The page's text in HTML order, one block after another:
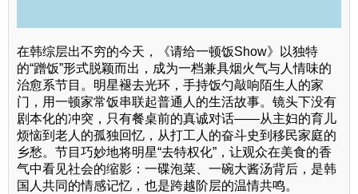
在韩综层出不穷的今天，《请给一顿饭Show》以独特
的“蹭饭”形式脱颖而出，成为一档兼具烟火气与人情味的
治愈系节目。明星褪去光环，手持饭勺敲响陌生人的家
门，用一顿家常饭串联起普通人的生活故事。镜头下没有
剧本化的冲突，只有餐桌前的真诚对话——从主妇的育儿
烦恼到老人的孤独回忆，从打工人的奋斗史到移民家庭的
乡愁。节目巧妙地将明星“去特权化”，让观众在美食的香
气中看见社会的缩影：一碟泡菜、一碗大酱汤背后，是韩
国人共同的情感记忆，也是跨越阶层的温情共鸣。